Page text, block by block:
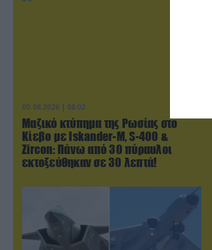
05.08.2026 | 08:02
Μαζικό κτύπημα της Ρωσίας στο
Κίεβο με Iskander-Μ, S-400 &
Zircon: Πάνω από 30 πύραυλοι
εκτοξεύθηκαν σε 30 λεπτά!